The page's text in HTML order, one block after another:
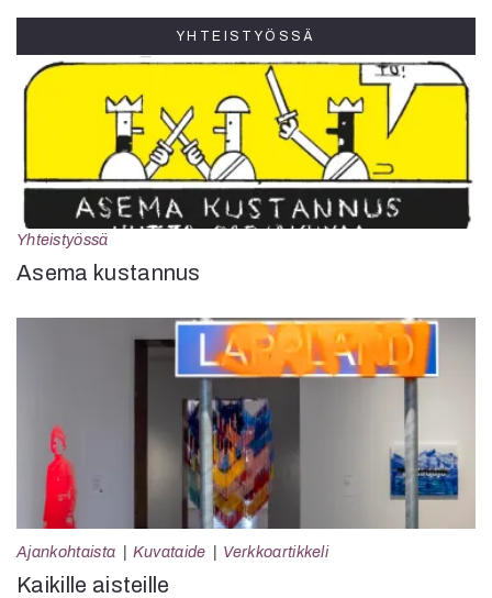
YHTEISTYÖSSÄ
Yhteistyössä
Asema kustannus
Ajankohtaista Kuvataide Verkkoartikkeli
Kaikille aisteille